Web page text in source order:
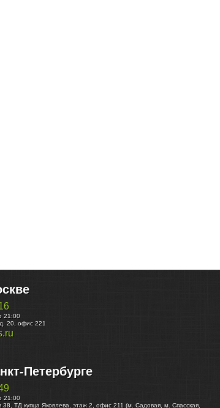
21:00
20, офис 221
Петербурге
21:00
38, ТД купца Яковлева, этаж 2, офис 211 (м. Садовая, м. Спасская,